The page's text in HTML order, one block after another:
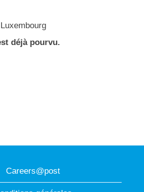
déjà pourvu.
Careers@post